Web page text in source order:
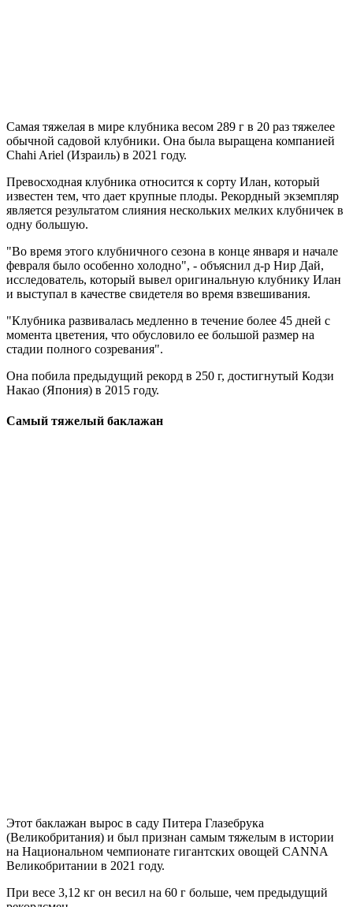
Самая тяжелая в мире клубника весом 289 г в 20 раз тяжелее
обычной садовой клубники. Она была выращена компанией
Chahi Ariel (Израиль) в 2021 году.
Превосходная клубника относится к сорту Илан, который
известен тем, что дает крупные плоды. Рекордный экземпляр
является результатом слияния нескольких мелких клубничек в
одну большую.
"Во время этого клубничного сезона в конце января и начале
февраля было особенно холодно", - объяснил д-р Нир Дай,
исследователь, который вывел оригинальную клубнику Илан
и выступал в качестве свидетеля во время взвешивания.
"Клубника развивалась медленно в течение более 45 дней с
момента цветения, что обусловило ее большой размер на
стадии полного созревания".
Она побила предыдущий рекорд в 250 г, достигнутый Кодзи
Накао (Япония) в 2015 году.
Самый тяжелый баклажан
Этот баклажан вырос в саду Питера Глазебрука
(Великобритания) и был признан самым тяжелым в истории
на Национальном чемпионате гигантских овощей CANNA
Великобритании в 2021 году.
При весе 3,12 кг он весил на 60 г больше, чем предыдущий